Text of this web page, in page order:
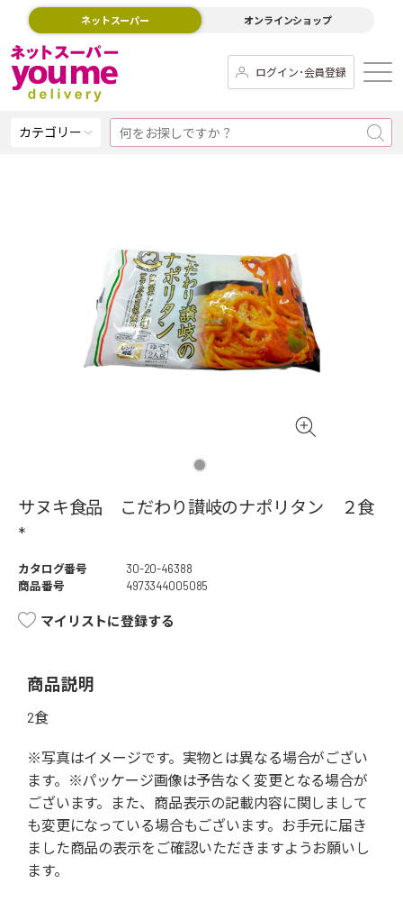
ネットスーパー オンラインショップ
ログイン･会員登録
カテゴリー
サヌキ食品 こだわり讃岐のナポリタン ２食
*
カタログ番号
30-20-46388
商品番号
4973344005085
マイリストに登録する
商品説明
2食
※写真はイメージです。実物とは異なる場合がござい
ます。※パッケージ画像は予告なく変更となる場合が
ございます。また、商品表示の記載内容に関しまして
も変更になっている場合もございます。お手元に届き
ました商品の表示をご確認いただきますようお願いし
ます。